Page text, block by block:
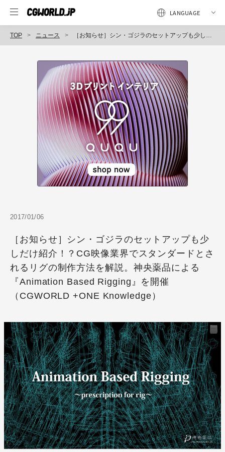
TOP ニュース ［お知らせ］シン・ゴジラのセットアップも少しだけ紹介！？CG映像業界でスタンダードとされるリグの制作方法を解説。神央薬品による『Animation Based Rigging』を開催（CGWORLD +ONE Knowledge）
2017/01/06
［お知らせ］シン・ゴジラのセットアップも少
しだけ紹介！？CG映像業界でスタンダードとさ
れるリグの制作方法を解説。神央薬品による
『Animation Based Rigging』を開催
（CGWORLD +ONE Knowledge）